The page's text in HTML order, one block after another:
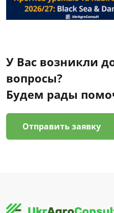
У Вас возникли
вопросы?
Будем рады
Отправить заявку